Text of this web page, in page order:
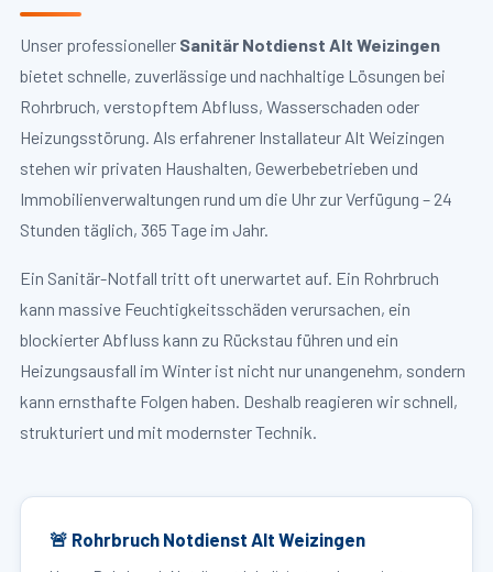
Unser professioneller Sanitär Notdienst Alt Weizingen
bietet schnelle, zuverlässige und nachhaltige Lösungen bei
Rohrbruch, verstopftem Abfluss, Wasserschaden oder
Heizungsstörung. Als erfahrener Installateur Alt Weizingen
stehen wir privaten Haushalten, Gewerbebetrieben und
Immobilienverwaltungen rund um die Uhr zur Verfügung – 24
Stunden täglich, 365 Tage im Jahr.
Ein Sanitär-Notfall tritt oft unerwartet auf. Ein Rohrbruch
kann massive Feuchtigkeitsschäden verursachen, ein
blockierter Abfluss kann zu Rückstau führen und ein
Heizungsausfall im Winter ist nicht nur unangenehm, sondern
kann ernsthafte Folgen haben. Deshalb reagieren wir schnell,
strukturiert und mit modernster Technik.
🚨 Rohrbruch Notdienst Alt Weizingen